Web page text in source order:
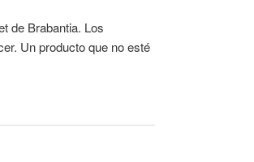
de Brabantia. Los
Un producto que no esté